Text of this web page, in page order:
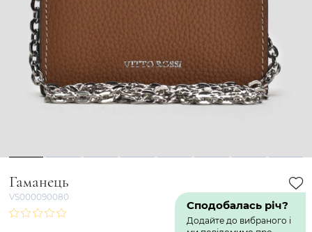
1 2 3 4 5 6 7 8
Гаманець
VS000090080
Сподобалась річ?
Додайте до вибраного і